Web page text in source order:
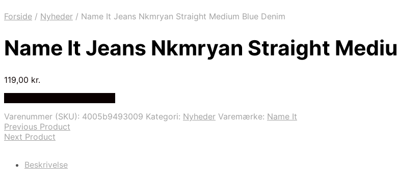
Forside / Nyheder / Name It Jeans Nkmryan Straight Medium Blue Denim
Name It Jeans Nkmryan Straight
119,00 kr.
Varenummer (SKU): 4005b9493009 Kategori: Nyheder Varemærke: Name It
Previous Product
Next Product
Beskrivelse